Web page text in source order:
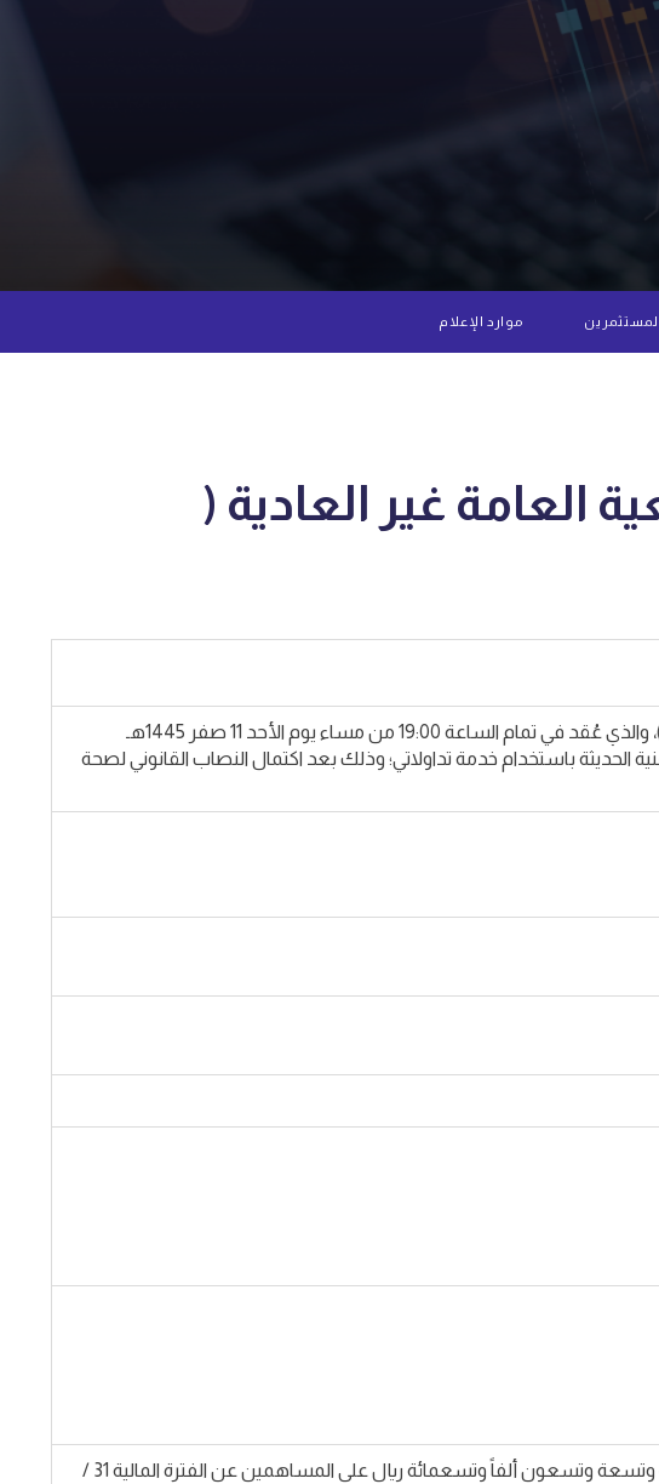
موارد الإعلام
العامة غير العادية (
تعلن شركة تام التنموية لمساهميها عن نتائج اجتماع الجمعية العامة غير العادية (الاجتماع الأول)، والذي عُقد في تمام الساعة 19:00 من مساء يوم الأحد 11 صفر 1445هـ
التقنية الحديثة باستخدام خدمة تداولاتي؛ وذلك بعد اكتمال النصاب القانوني لصحة
(1) الموافقة على توصية مجلس الإدارة بتوزيع أرباح نقدية بمبلغ (2,799,900) مليونان وسبعمائة وتسعة وتسعون ألفاً وتسعمائة ريال على المساهمين عن الفترة المالية 31 /